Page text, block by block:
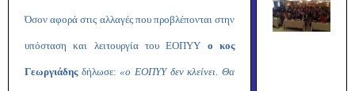
Όσον αφορά στις αλλαγές που προβλέπονται στην
υπόσταση και λειτουργία του ΕΟΠΥΥ ο κος
Γεωργιάδηςδήλωσε:«ο ΕΟΠΥΥ δεν κλείνει. Θα